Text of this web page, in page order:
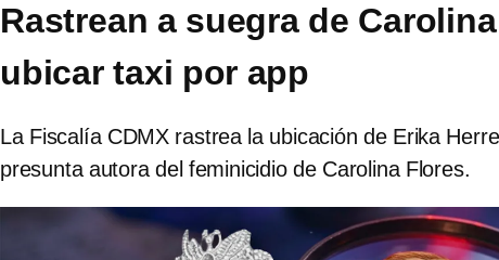
Rastrean a suegra de
ubicar taxi por app
La Fiscalía CDMX rastrea la ubicación de Erika
presunta autora del feminicidio de Carolina Flores.